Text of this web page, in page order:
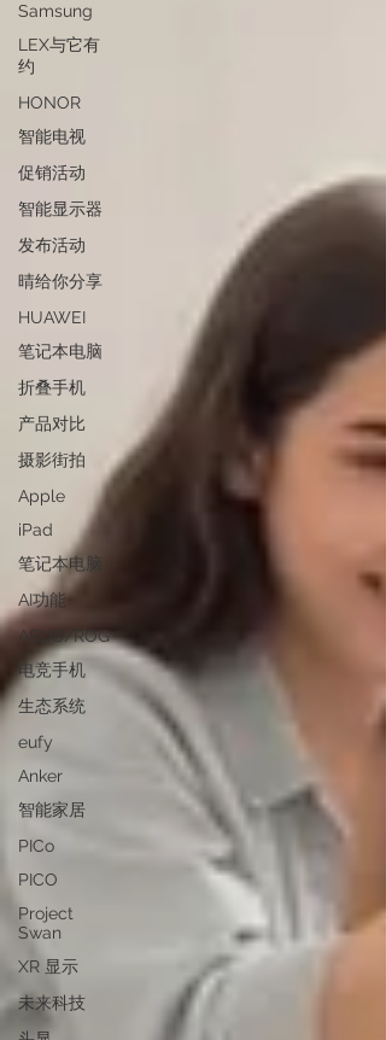
Samsung
LEX与它有
约
HONOR
智能电视
促销活动
智能显示器
发布活动
晴给你分享
HUAWEI
笔记本电脑
折叠手机
产品对比
摄影街拍
Apple
iPad
笔记本电脑
AI功能
ASUS/ROG
电竞手机
生态系统
eufy
Anker
智能家居
PICo
PICO
Project
Swan
XR 显示
未来科技